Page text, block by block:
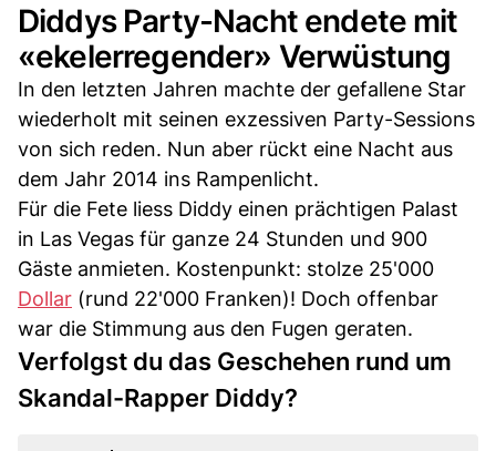
Diddys Party-Nacht endete mit
«ekelerregender» Verwüstung
In den letzten Jahren machte der gefallene Star
wiederholt mit seinen exzessiven Party-Sessions
von sich reden. Nun aber rückt eine Nacht aus
dem Jahr 2014 ins Rampenlicht.
Für die Fete liess Diddy einen prächtigen Palast
in Las Vegas für ganze 24 Stunden und 900
Gäste anmieten. Kostenpunkt: stolze 25'000
Dollar (rund 22'000 Franken)! Doch offenbar
war die Stimmung aus den Fugen geraten.
Verfolgst du das Geschehen rund um
Skandal-Rapper Diddy?